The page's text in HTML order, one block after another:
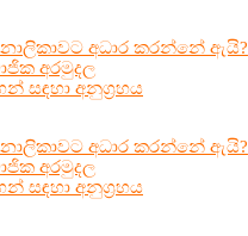
නාලිකාවට අධාර කරන්නේ ඇයි?
අරමුදල
සඳහා අනුග්‍රහය
නාලිකාවට අධාර කරන්නේ ඇයි?
අරමුදල
සඳහා අනුග්‍රහය